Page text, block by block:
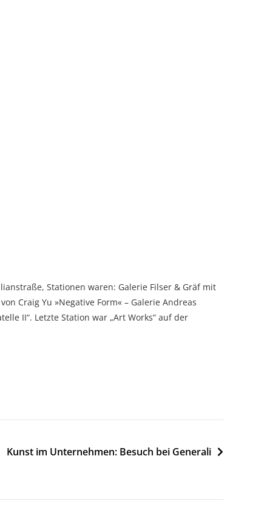
Stationen waren: Galerie Filser & Gräf mit
Craig Yu »Negative Form« – Galerie Andreas
II“. Letzte Station war „Art Works“ auf der
Kunst im Unternehmen: Besuch bei Generali